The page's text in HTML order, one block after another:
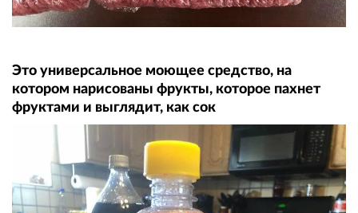
Это универсальное моющее средство, на
котором нарисованы фрукты, которое пахнет
фруктами и выглядит, как сок